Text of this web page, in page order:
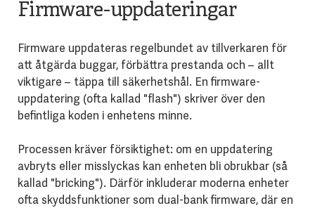
Firmware-uppdateringar
Firmware uppdateras regelbundet av tillverkaren för
att åtgärda buggar, förbättra prestanda och – allt
viktigare – täppa till säkerhetshål. En firmware-
uppdatering (ofta kallad "flash") skriver över den
befintliga koden i enhetens minne.
Processen kräver försiktighet: om en uppdatering
avbryts eller misslyckas kan enheten bli obrukbar (så
kallad "bricking"). Därför inkluderar moderna enheter
ofta skyddsfunktioner som dual-bank firmware, där en